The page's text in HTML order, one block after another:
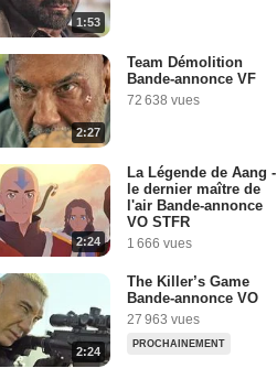
1:53
2:27
Team Démolition
Bande-annonce VF
72 638 vues
2:24
La Légende de Aang -
le dernier maître de
l'air Bande-annonce
VO STFR
1 666 vues
2:24
The Killer’s Game
Bande-annonce VO
27 963 vues
PROCHAINEMENT